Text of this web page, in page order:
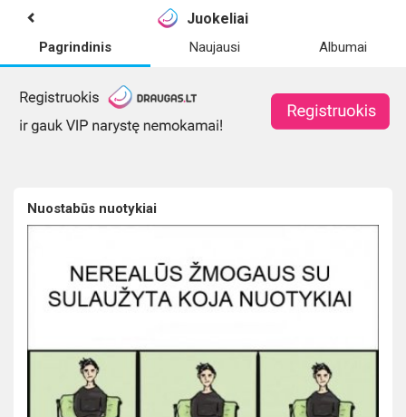
Juokeliai
Pagrindinis Naujausi Albumai
Nuostabūs nuotykiai